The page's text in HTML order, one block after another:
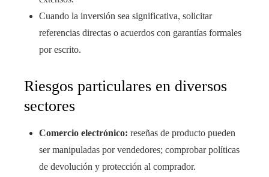
Cuando la inversión sea significativa, solicitar
referencias directas o acuerdos con garantías formales
por escrito.
Riesgos particulares en diversos
sectores
Comercio electrónico: reseñas de producto pueden
ser manipuladas por vendedores; comprobar políticas
de devolución y protección al comprador.